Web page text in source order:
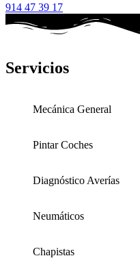
914 47 39 17
Servicios
Mecánica General
Pintar Coches
Diagnóstico Averías
Neumáticos
Chapistas